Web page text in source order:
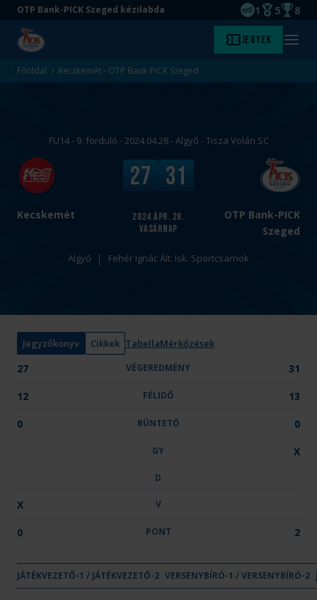
Ugrás
tartalomra
Ugrás
aljára
OTP Bank-PICK Szeged kézilabda
EHF
1
Magyar
5 8
Kezdőlap Jegyek Menü
Főoldal Kecskemét - OTP Bank-PICK Szeged
FU14 - 9. forduló - 2024.04.28 - Algyő - Tisza Volán SC
Kecskemét
v
s
OTP Bank-PICK
Szeged
2024 ápr. 28.
vasárnap
V
é
e
r
e
é
y
:
27 31
Algyő Fehér Ignác Ált. Isk. Sportcsarnok
Jegyzőkönyv Cikkek TabellaMérkőzések
27 VÉGEREDMÉNY 31
12 FÉLIDŐ 13
0 BÜNTETŐ 0
GY X
D
X V
0 PONT 2
Csapat neve
VÉGEREDMÉNY FÉLIDŐ BÜNTETŐ GY D V
JÁTÉKVEZETŐ-1 / JÁTÉKVEZETŐ-2 VERSENYBÍRÓ-1 / VERSENYBÍRÓ-2